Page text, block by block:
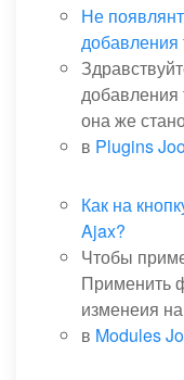
Не
добавления
добавления
она же
в Plugins
Как на
Ajax?
Чтобы
Применить
изменеия
в Modules